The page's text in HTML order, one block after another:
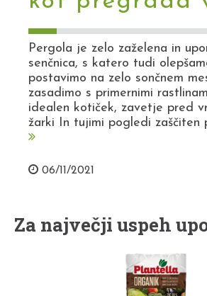
Pergola je zelo zaželena in
senčnica, s katero tudi
postavimo na zelo sončnem
zasadimo s primernimi
idealen kotiček, zavetje pred
žarki In tujimi pogledi zaščiten
06/11/2021
Za največji uspeh